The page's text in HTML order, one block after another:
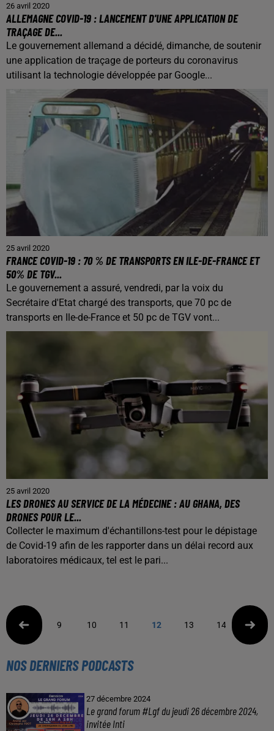
26 avril 2020
ALLEMAGNE COVID-19 : LANCEMENT D'UNE APPLICATION DE
TRAÇAGE DE...
Le gouvernement allemand a décidé, dimanche, de soutenir
une application de traçage de porteurs du coronavirus
utilisant la technologie développée par Google...
25 avril 2020
FRANCE COVID-19 : 70 % DE TRANSPORTS EN ILE-DE-FRANCE ET
50% DE TGV...
Le gouvernement a assuré, vendredi, par la voix du
Secrétaire d'Etat chargé des transports, que 70 pc de
transports en Ile-de-France et 50 pc de TGV vont...
25 avril 2020
LES DRONES AU SERVICE DE LA MÉDECINE : AU GHANA, DES
DRONES POUR LE...
Collecter le maximum d'échantillons-test pour le dépistage
de Covid-19 afin de les rapporter dans un délai record aux
laboratoires médicaux, tel est le pari...
9 10 11 12 13 14 15
NOS DERNIERS PODCASTS
27 décembre 2024
Le grand forum #Lgf du jeudi 26 décembre 2024,
invitée Inti